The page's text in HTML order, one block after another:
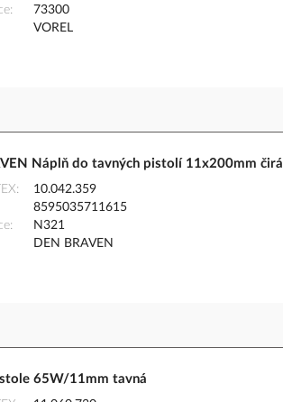
73300
VOREL
Náplň do tavných pistolí 11x200mm čirá
10.042.359
8595035711615
N321
DEN BRAVEN
65W/11mm tavná